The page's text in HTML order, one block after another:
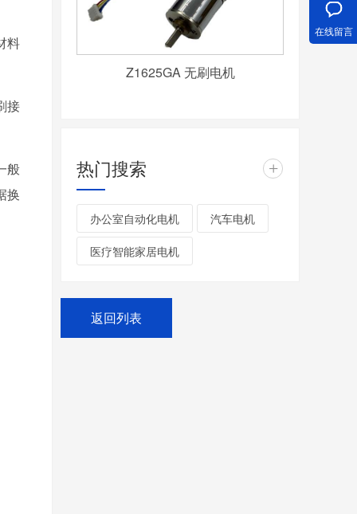
料
接
般
换
Z1625GA 无刷电机
热门搜索 +
办公室自动化电机 汽车电机
医疗智能家居电机
返回列表
在线留言